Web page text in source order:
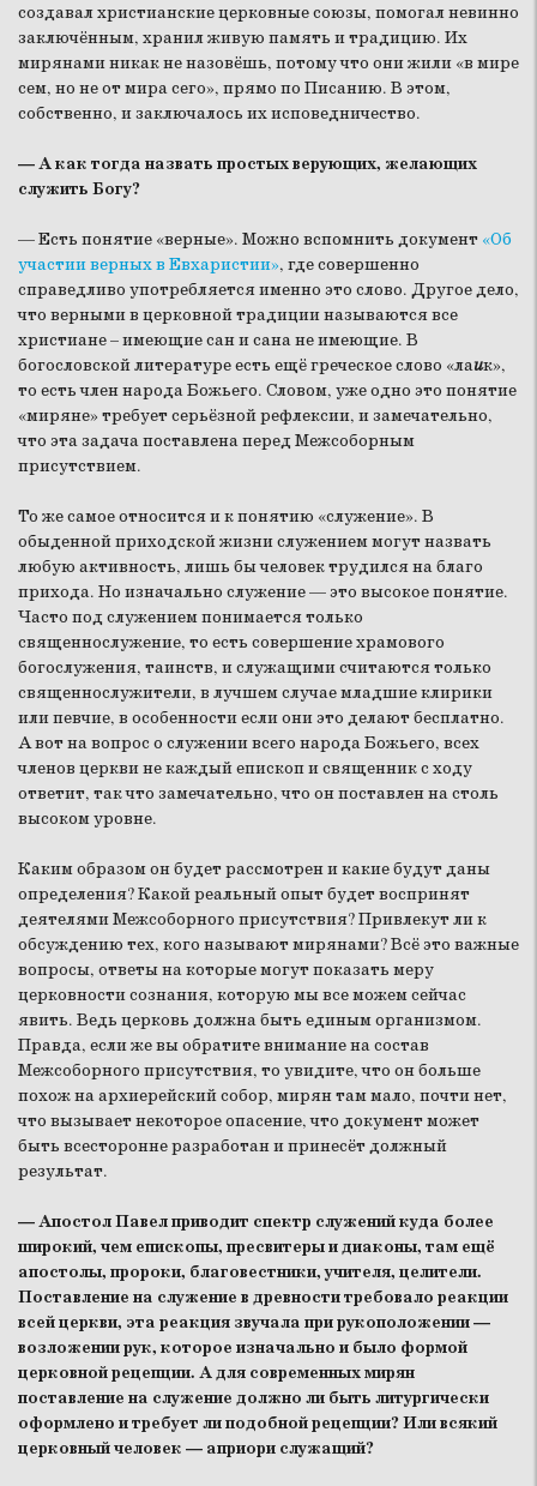
создавал христианские церковные союзы, помогал невинно
заключённым, хранил живую память и традицию. Их
мирянами никак не назовёшь, потому что они жили «в мире
сем, но не от мира сего», прямо по Писанию. В этом,
собственно, и заключалось их исповедничество.
— А как тогда назвать простых верующих, желающих
служить Богу?
— Есть понятие «верные». Можно вспомнить документ «Об
участии верных в Евхаристии», где совершенно
справедливо употребляется именно это слово. Другое дело,
что верными в церковной традиции называются все
христиане – имеющие сан и сана не имеющие. В
богословской литературе есть ещё греческое слово «лаик»,
то есть член народа Божьего. Словом, уже одно это понятие
«миряне» требует серьёзной рефлексии, и замечательно,
что эта задача поставлена перед Межсоборным
присутствием.
То же самое относится и к понятию «служение». В
обыденной приходской жизни служением могут назвать
любую активность, лишь бы человек трудился на благо
прихода. Но изначально служение — это высокое понятие.
Часто под служением понимается только
священнослужение, то есть совершение храмового
богослужения, таинств, и служащими считаются только
священнослужители, в лучшем случае младшие клирики
или певчие, в особенности если они это делают бесплатно.
А вот на вопрос о служении всего народа Божьего, всех
членов церкви не каждый епископ и священник с ходу
ответит, так что замечательно, что он поставлен на столь
высоком уровне.
Каким образом он будет рассмотрен и какие будут даны
определения? Какой реальный опыт будет воспринят
деятелями Межсоборного присутствия? Привлекут ли к
обсуждению тех, кого называют мирянами? Всё это важные
вопросы, ответы на которые могут показать меру
церковности сознания, которую мы все можем сейчас
явить. Ведь церковь должна быть единым организмом.
Правда, если же вы обратите внимание на состав
Межсоборного присутствия, то увидите, что он больше
похож на архиерейский собор, мирян там мало, почти нет,
что вызывает некоторое опасение, что документ может
быть всесторонне разработан и принесёт должный
результат.
— Апостол Павел приводит спектр служений куда более
широкий, чем епископы, пресвитеры и диаконы, там ещё
апостолы, пророки, благовестники, учителя, целители.
Поставление на служение в древности требовало реакции
всей церкви, эта реакция звучала при рукоположении —
возложении рук, которое изначально и было формой
церковной рецепции. А для современных мирян
поставление на служение должно ли быть литургически
оформлено и требует ли подобной рецепции? Или всякий
церковный человек — априори служащий?